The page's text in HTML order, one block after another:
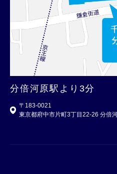
分倍河原駅より3分
〒183-0021
東京都府中市片町3丁目22-26 分倍